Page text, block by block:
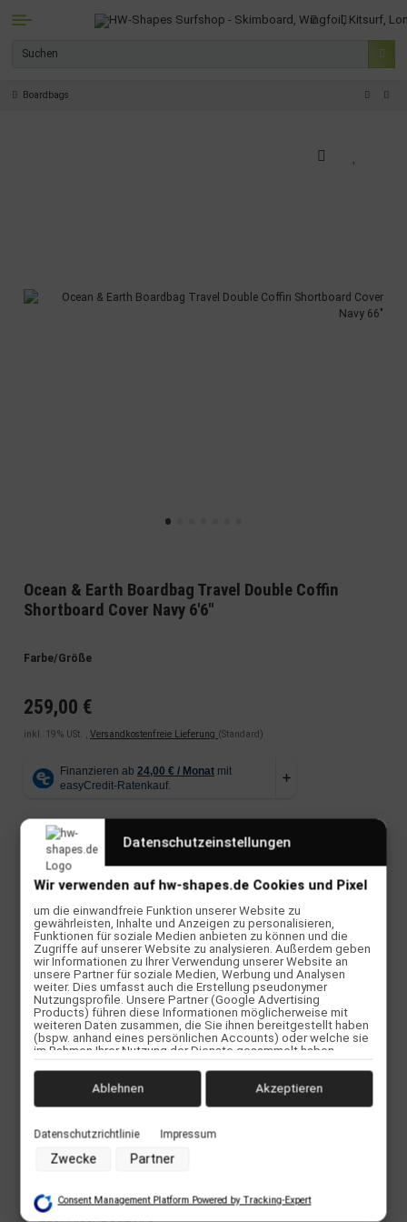
Boardbags
Ocean & Earth Boardbag Travel Double Coffin
Shortboard Cover Navy 6'6"
Farbe/Größe
259,00 €
inkl. 19% USt. , Versandkostenfreie Lieferung (Standard)
Nur noch
Außenlager)
momentan nicht verfügbar / Lieferzeit erfragen Frage zum Artikel
Artikelnummer:SCSB0566-001
Kategorie:Boardbags
Hersteller:
Die Ocean & Earth Double Coffin Shortboard Cover Boardbag ist
so das Sicherste was der Boardbagmarkt zu bieten hat. Die Coffin
Serie ist definitiv für Viel -Flieger/ -Reisende geeignet. Eine super
dicke Polsterung hält deine Boards safe. Auch sie steht der
Compact Serie in nichts nach. Tolle Verzurrgurte zum sichern
Railprotection zeichnen die O&E Coffin Boardbags aus.
Datenschutzeinstellungen
Wir verwenden auf hw-shapes.de Cookies und Pixel
um die einwandfreie Funktion unserer Website zu
gewährleisten, Inhalte und Anzeigen zu personalisieren,
Funktionen für soziale Medien anbieten zu können und die
Zugriffe auf unserer Website zu analysieren. Außerdem geben
wir Informationen zu Ihrer Verwendung unserer Website an
unsere Partner für soziale Medien, Werbung und Analysen
weiter. Dies umfasst auch die Erstellung pseudonymer
Nutzungsprofile. Unsere Partner (Google Advertising
Products) führen diese Informationen möglicherweise mit
weiteren Daten zusammen, die Sie ihnen bereitgestellt haben
(bspw. anhand eines persönlichen Accounts) oder welche sie
im Rahmen Ihrer Nutzung der Dienste gesammelt haben
Nutzung von Cookies und Pixeln können Sie jederzeit
widerrufen, indem Sie auf den Datenschutz-Button links unten
Zwecke der Datenverarbeitung durch unsere Partner:
Speichern von oder Zugriff auf Informationen auf einem
Erstellung von Profilen für personalisierte Werbung
Datenschutzrichtlinie Impressum
Zwecke Partner
Ablehnen Akzeptieren
Consent Management Platform Powered by Tracking-Expert